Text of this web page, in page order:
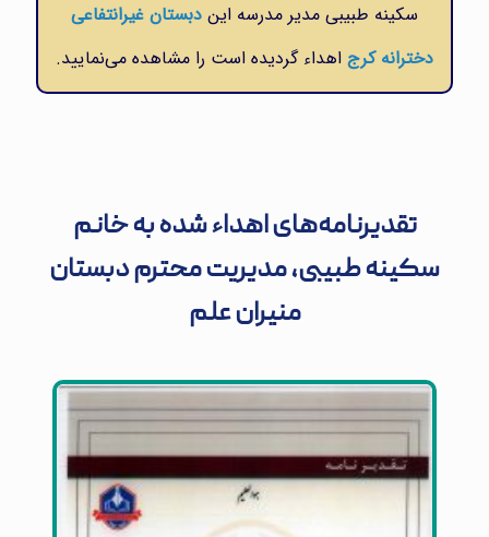
سکینه طبیبی مدیر مدرسه این دبستان غیرانتفاعی
دخترانه کرج اهداء گردیده است را مشاهده می‌نمایید.
تقدیرنامه‌های اهداء شده به خانم
سکینه طبیبی، مدیریت محترم دبستان
منیران علم